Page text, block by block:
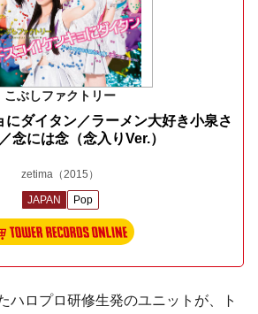
こぶしファクトリー
にダイタン／ラーメン大好き小泉さ
念には念（念入りVer.）
zetima （2015）
JAPAN Pop
ハロプロ研修生発のユニットが、ト